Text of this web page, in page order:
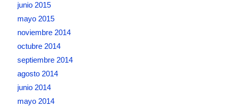
junio 2015
mayo 2015
noviembre 2014
octubre 2014
septiembre 2014
agosto 2014
junio 2014
mayo 2014